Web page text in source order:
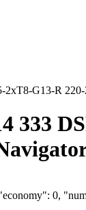
2хT8-G13-R
333
0,